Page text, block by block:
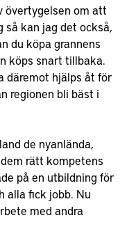
övertygelsen om att
kan jag det också,
du köpa grannens
köps snart tillbaka.
däremot hjälps åt för
regionen bli bäst i
de nyanlända,
rätt kompetens
på en utbildning för
alla fick jobb. Nu
med andra